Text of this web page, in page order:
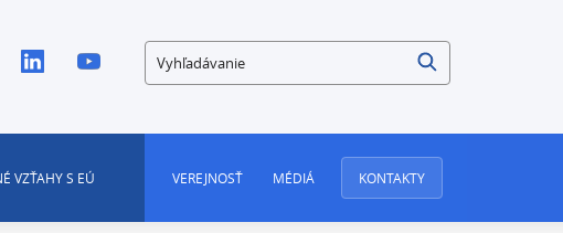
Vyhľadávanie
VZŤAHY S EÚ VEREJNOSŤ MÉDIÁ KONTAKTY